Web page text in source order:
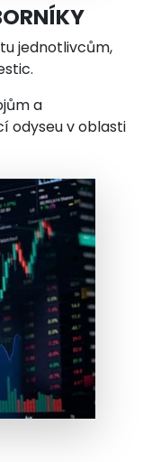
jednotlivcům,
a
odyseu v oblasti